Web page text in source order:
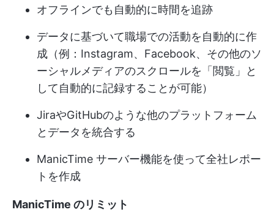
オフラインでも自動的に時間を追跡
データに基づいて職場での活動を自動的に作
成（例：Instagram、Facebook、その他のソ
ーシャルメディアのスクロールを「閲覧」と
して自動的に記録することが可能）
JiraやGitHubのような他のプラットフォーム
とデータを統合する
ManicTime サーバー機能を使って全社レポー
トを作成
ManicTime のリミット